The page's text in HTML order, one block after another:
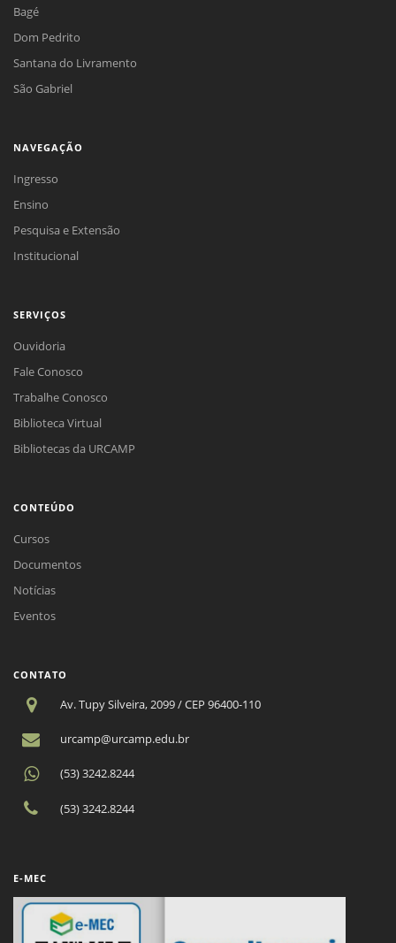
Bagé
Dom Pedrito
Santana do Livramento
São Gabriel
NAVEGAÇÃO
Ingresso
Ensino
Pesquisa e Extensão
Institucional
SERVIÇOS
Ouvidoria
Fale Conosco
Trabalhe Conosco
Biblioteca Virtual
Bibliotecas da URCAMP
CONTEÚDO
Cursos
Documentos
Notícias
Eventos
CONTATO
Av. Tupy Silveira, 2099 / CEP 96400-110
urcamp@urcamp.edu.br
(53) 3242.8244
(53) 3242.8244
E-MEC